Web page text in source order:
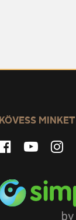
KÖVESS MINKET